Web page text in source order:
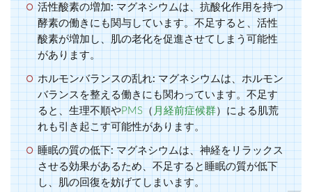
活性酸素の増加:マグネシウムは、抗酸化作用を持つ
酵素の働きにも関与しています。不足すると、活性
酸素が増加し、肌の老化を促進させてしまう可能性
があります。
ホルモンバランスの乱れ:マグネシウムは、ホルモン
バランスを整える働きにも関わっています。不足す
ると、生理不順やPMS（月経前症候群）による肌荒
れも引き起こす可能性があります。
睡眠の質の低下:マグネシウムは、神経をリラックス
させる効果があるため、不足すると睡眠の質が低下
し、肌の回復を妨げてしまいます。